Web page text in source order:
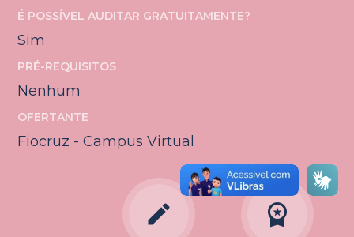
É POSSÍVEL AUDITAR GRATUITAMENTE?
Sim
PRÉ-REQUISITOS
Nenhum
OFERTANTE
Fiocruz - Campus Virtual
edit workspace_premium